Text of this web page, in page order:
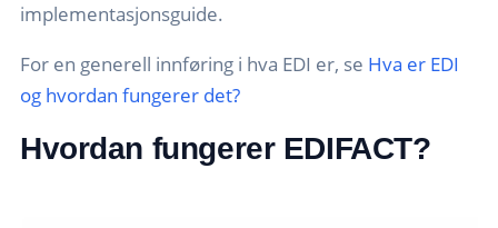
implementasjonsguide.
For en generell innføring i hva EDI er, se Hva er EDI
og hvordan fungerer det?
Hvordan fungerer EDIFACT?